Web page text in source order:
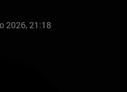
2026, 21:18